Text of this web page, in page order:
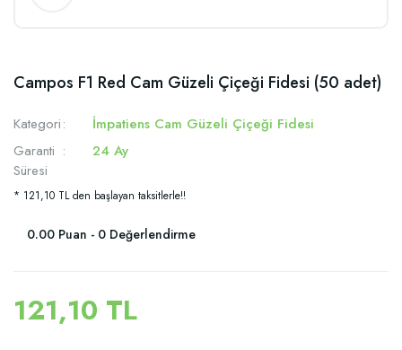
Campos F1 Red Cam Güzeli Çiçeği Fidesi (50 adet)
Kategori
İmpatiens Cam Güzeli Çiçeği Fidesi
Garanti
Süresi
24 Ay
* 121,10 TL den başlayan taksitlerle!!
0.00 Puan - 0 Değerlendirme
121,10 TL